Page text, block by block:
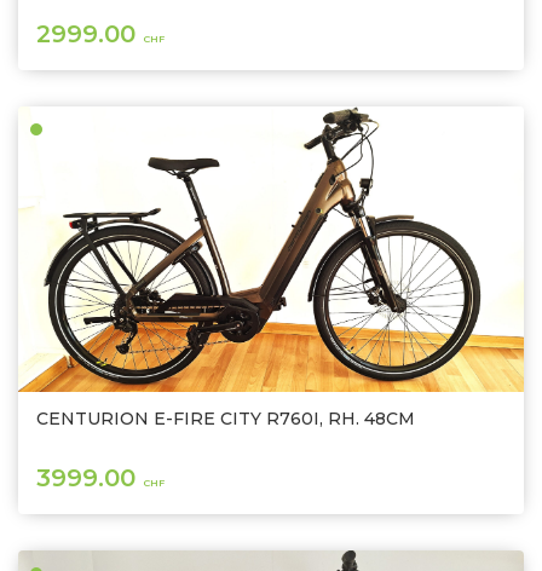
2999.00 CHF
CENTURION E-FIRE CITY R760I, RH. 48CM
3999.00 CHF